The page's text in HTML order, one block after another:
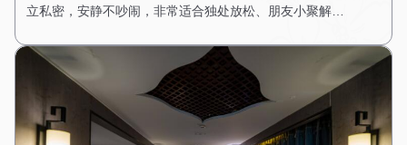
立私密，安静不吵闹，非常适合独处放松、朋友小聚解…